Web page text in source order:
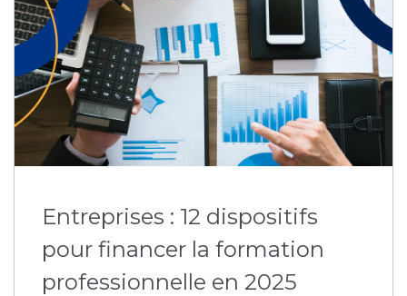
Entreprises : 12 dispositifs
pour financer la formation
professionnelle en 2025